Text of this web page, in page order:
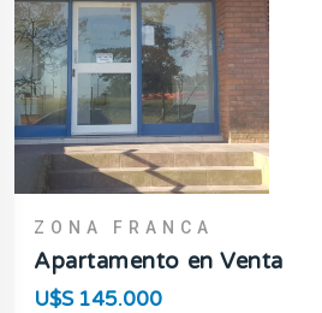
ZONA FRANCA
Apartamento en Venta
U$S 145.000